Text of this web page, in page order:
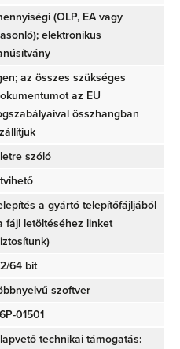
(OLP, EA vagy
elektronikus
az összes szükséges
az EU
összhangban
szóló
a gyártó telepítőfájljából
fájl letöltéséhez linket
64 bit
szoftver
01501
technikai támogatás: